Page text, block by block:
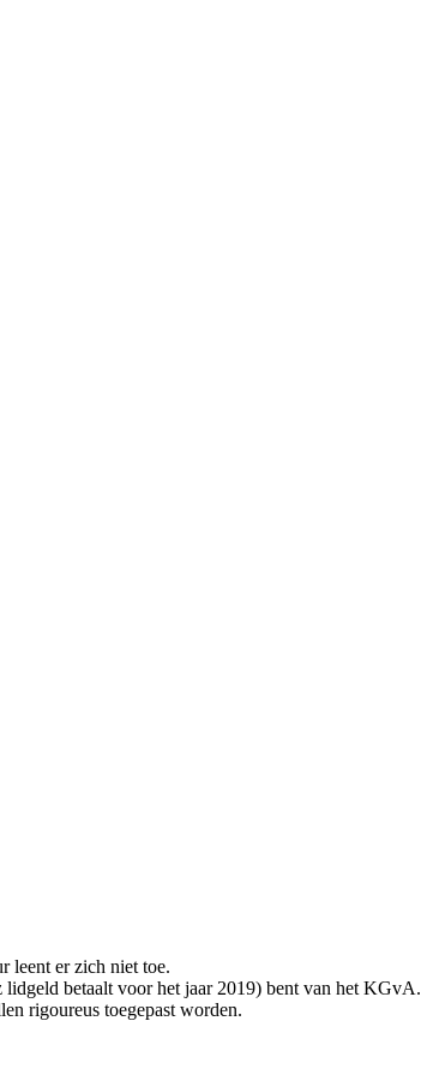
leent er zich niet toe.
betaalt voor het jaar 2019) bent van het KGvA.
rigoureus toegepast worden.